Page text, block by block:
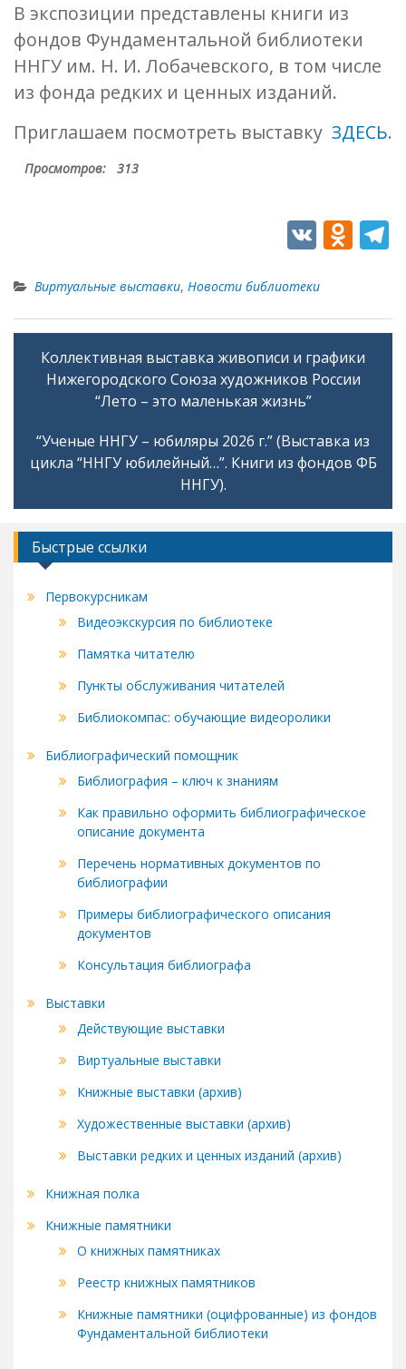
В экспозиции представлены книги из
фондов Фундаментальной библиотеки
ННГУ им. Н. И. Лобачевского, в том числе
из фонда редких и ценных изданий.
Приглашаем посмотреть выставку ЗДЕСЬ.
Просмотров: 313
V O
o
kl
as
ni
ki
Виртуальные выставки, Новости библиотеки
Навигация
по
Коллективная выставка живописи и графики
Нижегородского Союза художников России
“Лето – это маленькая жизнь”
“Ученые ННГУ – юбиляры 2026 г.” (Выставка из
цикла “ННГУ юбилейный…”. Книги из фондов ФБ
ННГУ).
Быстрые ссылки
Первокурсникам
Видеоэкскурсия по библиотеке
Памятка читателю
Пункты обслуживания читателей
Библиокомпас: обучающие видеоролики
Библиографический помощник
Библиография – ключ к знаниям
Как правильно оформить библиографическое
описание документа
Перечень нормативных документов по
библиографии
Примеры библиографического описания
документов
Консультация библиографа
Выставки
Действующие выставки
Виртуальные выставки
Книжные выставки (архив)
Художественные выставки (архив)
Выставки редких и ценных изданий (архив)
Книжная полка
Книжные памятники
О книжных памятниках
Реестр книжных памятников
Книжные памятники (оцифрованные) из фондов
Фундаментальной библиотеки